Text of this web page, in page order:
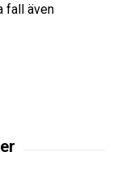
fall även